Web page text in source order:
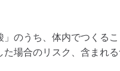
のうち、体内でつくる
場合のリスク、含まれ